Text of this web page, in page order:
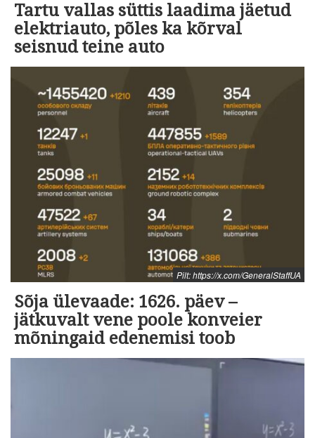
Tartu vallas süttis laadima jäetud
elektriauto, põles ka kõrval
seisnud teine auto
Pilt: https://x.com/GeneralStaffUA
Sõja ülevaade: 1626. päev –
jätkuvalt vene poole konveier
mõningaid edenemisi toob